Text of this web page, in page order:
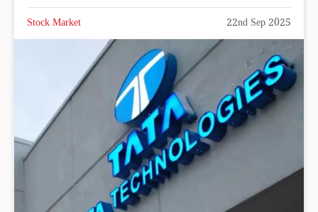
Stock Market 22nd Sep 2025